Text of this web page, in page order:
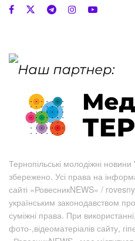
Тернопільські молодіжні
збережено. Усі права на
сайті «РовесникNEWS» /
українським законодавством
суміжні права. При
фото-,відеоматеріалів сайту,